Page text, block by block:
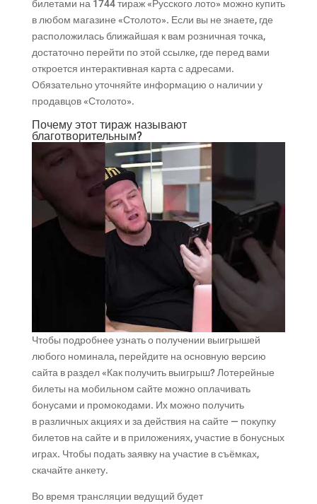
билетами на 1744 тираж «Русского лото» можно купить
в любом магазине «Столото». Если вы не знаете, где
расположилась ближайшая к вам розничная точка,
достаточно перейти по этой ссылке, где перед вами
откроется интерактивная карта с адресами.
Обязательно уточняйте информацию о наличии у
продавцов «Столото».
Почему этот тираж называют
благотворительным?
Чтобы подробнее узнать о получении выигрышей
любого номинала, перейдите на основную версию
сайта в раздел «Как получить выигрыш? Лотерейные
билеты на мобильном сайте можно оплачивать
бонусами и промокодами. Их можно получить
в различных акциях и за действия на сайте — покупку
билетов на сайте и в приложениях, участие в бонусных
играх. Чтобы подать заявку на участие в съёмках,
скачайте анкету.
Во время трансляции ведущий будет